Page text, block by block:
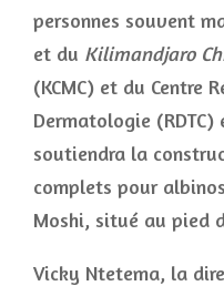
personnes souvent
et du Kilimandjaro
(KCMC) et du Centre
Dermatologie (RDTC)
soutiendra la
complets pour
Moshi, situé au pied
Vicky Ntetema, la